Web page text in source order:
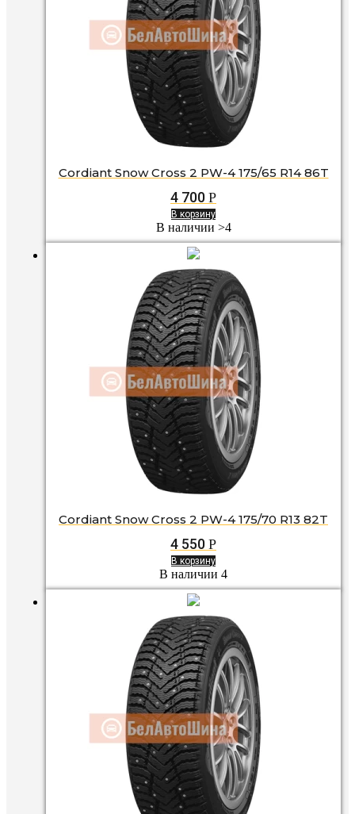
Cordiant Snow Cross 2 PW-4 175/65 R14 86T
4 700 Р
В корзину
В наличии >4
Cordiant Snow Cross 2 PW-4 175/70 R13 82T
4 550 Р
В корзину
В наличии 4